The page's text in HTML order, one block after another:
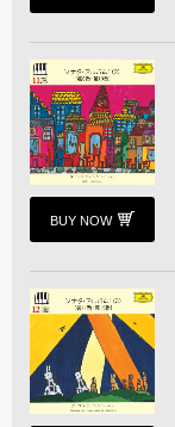
BUY NOW